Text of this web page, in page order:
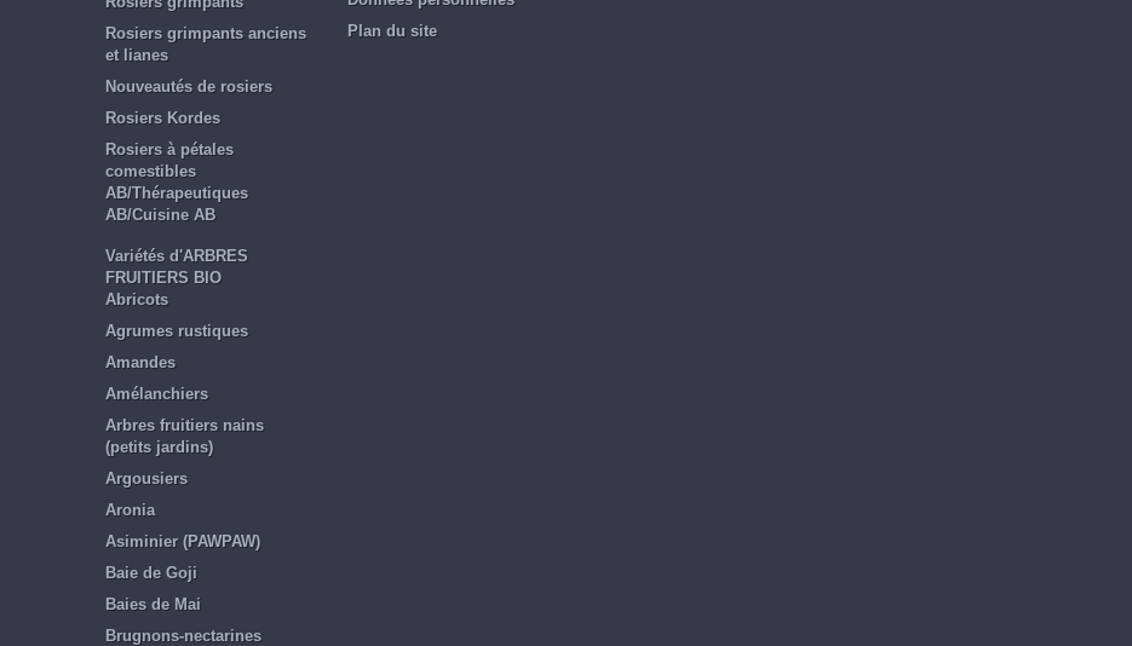
Rosiers grimpants anciens
et lianes
Nouveautés de rosiers
Rosiers Kordes
Rosiers à pétales
comestibles
AB/Thérapeutiques
AB/Cuisine AB
Variétés d'ARBRES
FRUITIERS BIO
Abricots
Agrumes rustiques
Amandes
Amélanchiers
Arbres fruitiers nains
(petits jardins)
Argousiers
Aronia
Asiminier (PAWPAW)
Baie de Goji
Baies de Mai
Brugnons-nectarines
Plan du site